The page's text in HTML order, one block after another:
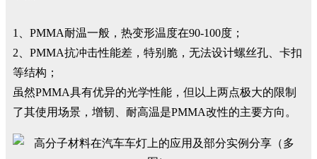
1、PMMA耐温一般，热变形温度在90-100度；
2、PMMA抗冲击性能差，特别脆，无法设计螺丝孔、卡扣
等结构；
虽然PMMA具有优异的光学性能，但以上两点极大的限制
了其使用场景，增韧、耐高温是PMMA改性的主要方向。